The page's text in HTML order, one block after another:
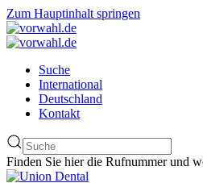
Zum Hauptinhalt springen
Suche
International
Deutschland
Kontakt
Finden Sie hier die Rufnummer und